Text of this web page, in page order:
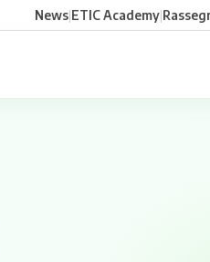
News|ETIC Academy|